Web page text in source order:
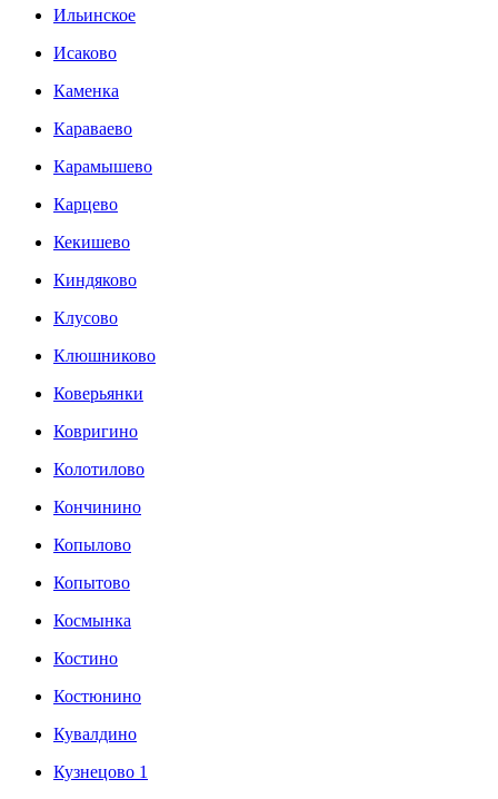
Ильинское
Исаково
Каменка
Караваево
Карамышево
Карцево
Кекишево
Киндяково
Клусово
Клюшниково
Коверьянки
Ковригино
Колотилово
Кончинино
Копылово
Копытово
Космынка
Костино
Костюнино
Кувалдино
Кузнецово 1